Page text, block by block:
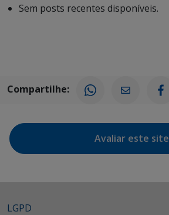
Sem posts recentes disponíveis.
Compartilhe:
Avaliar este site
LGPD